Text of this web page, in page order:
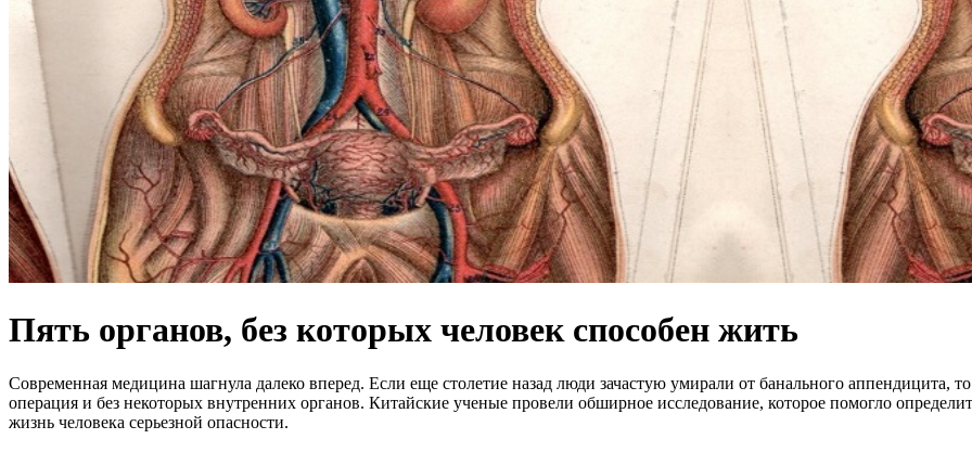
Пять органов, без которых человек способен жить
Современная медицина шагнула далеко вперед. Если еще столетие назад люди зачастую умирали от банального аппендицита,
операция и без некоторых внутренних органов. Китайские ученые провели обширное исследование, которое помогло
жизнь человека серьезной опасности.